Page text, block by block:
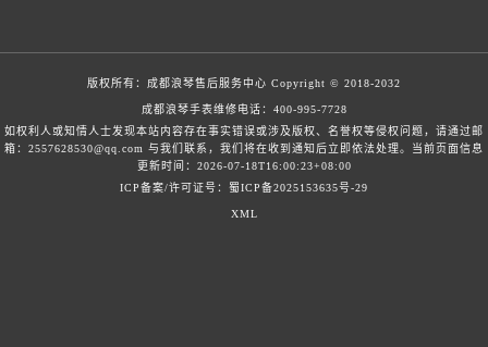
版权所有： 成都浪琴售后服务中心 Copyright © 2018-2032
成都浪琴手表维修电话： 400-995-7728
如权利人或知情人士发现本站内容存在事实错误或涉及版权、名誉权等侵权问题，请通过邮
箱：2557628530@qq.com 与我们联系，我们将在收到通知后立即依法处理。当前页面信息
更新时间：2026-07-18T16:00:23+08:00
ICP备案/许可证号：蜀ICP备2025153635号-29
XML